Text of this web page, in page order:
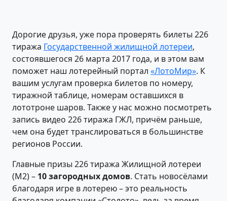
Дорогие друзья, уже пора проверять билеты 226
тиража Государственной жилищной лотереи,
состоявшегося 26 марта 2017 года, и в этом вам
поможет наш лотерейный портал «ЛотоМир». К
вашим услугам проверка билетов по номеру,
тиражной таблице, номерам оставшихся в
лототроне шаров. Также у нас можно посмотреть
запись видео 226 тиража ГЖЛ, причём раньше,
чем она будет транслироваться в большинстве
регионов России.
Главные призы 226 тиража Жилищной лотереи
(М2) – 10 загородных домов. Стать новосёлами
благодаря игре в лотерею – это реальность